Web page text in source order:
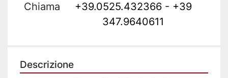
Chiama
+39.0525.432366 - +39
347.9640611
Descrizione